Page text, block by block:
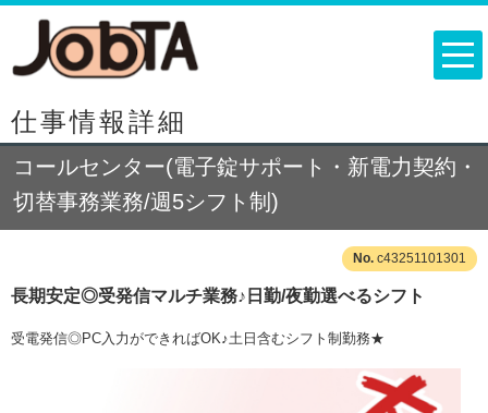
仕事情報詳細
コールセンター(電子錠サポート・新電力契約・
切替事務業務/週5シフト制)
c43251101301
長期安定◎受発信マルチ業務♪日勤/夜勤選べるシフト
受電発信◎PC入力ができればOK♪土日含むシフト制勤務★